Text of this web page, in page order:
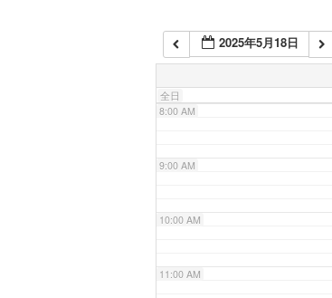
2025年5月18日
全日
7:00 AM
8:00 AM
9:00 AM
10:00 AM
11:00 AM